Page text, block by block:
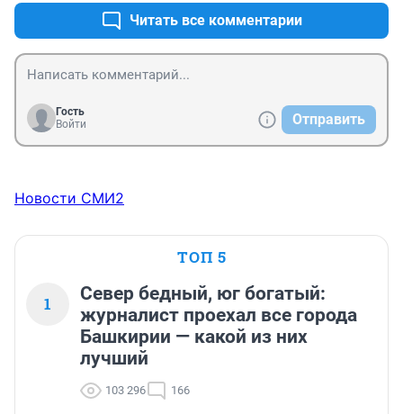
Читать все комментарии
Гость
Войти
Отправить
Новости СМИ2
ТОП 5
1
Север бедный, юг богатый:
журналист проехал все города
Башкирии — какой из них
лучший
103 296 166